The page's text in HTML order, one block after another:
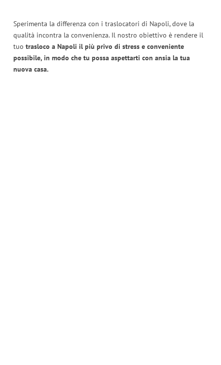
Sperimenta la differenza con i traslocatori di Napoli, dove la
qualità incontra la convenienza. Il nostro obiettivo è rendere il
tuo trasloco a Napoli il più privo di stress e conveniente
possibile, in modo che tu possa aspettarti con ansia la tua
nuova casa.